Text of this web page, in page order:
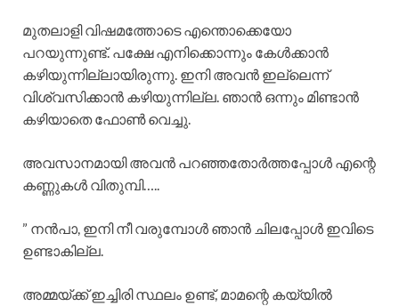
മുതലാളി വിഷമത്തോടെ എന്തൊക്കെയോ
പറയുന്നുണ്ട്. പക്ഷേ എനിക്കൊന്നും കേൾക്കാൻ
കഴിയുന്നില്ലായിരുന്നു. ഇനി അവൻ ഇല്ലെന്ന്
വിശ്വസിക്കാൻ കഴിയുന്നില്ല. ഞാൻ ഒന്നും മിണ്ടാൻ
കഴിയാതെ ഫോൺ വെച്ചു.
അവസാനമായി അവൻ പറഞ്ഞതോർത്തപ്പോൾ എന്റെ
കണ്ണുകൾ വിതുമ്പി…..
” നൻപാ, ഇനി നീ വരുമ്പോൾ ഞാൻ ചിലപ്പോൾ ഇവിടെ
ഉണ്ടാകില്ല.
അമ്മയ്ക്ക് ഇച്ചിരി സ്ഥലം ഉണ്ട്, മാമന്റെ കയ്യിൽ